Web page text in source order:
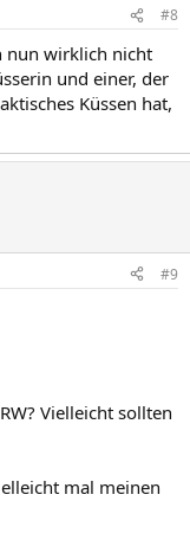
#8
nun wirklich nicht
und einer, der
Küssen hat,
#9
Vielleicht sollten
mal meinen